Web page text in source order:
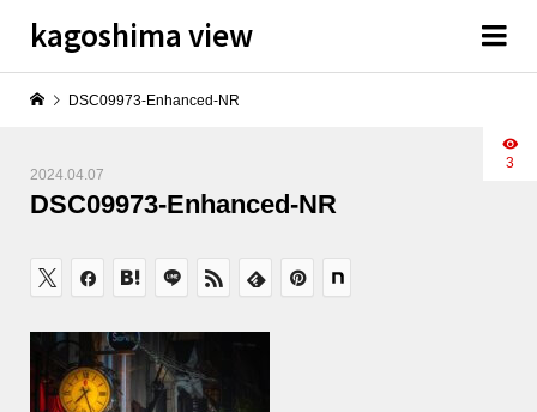
kagoshima view
2024.04.07
DSC09973-Enhanced-NR
3
DSC09973-Enhanced-NR